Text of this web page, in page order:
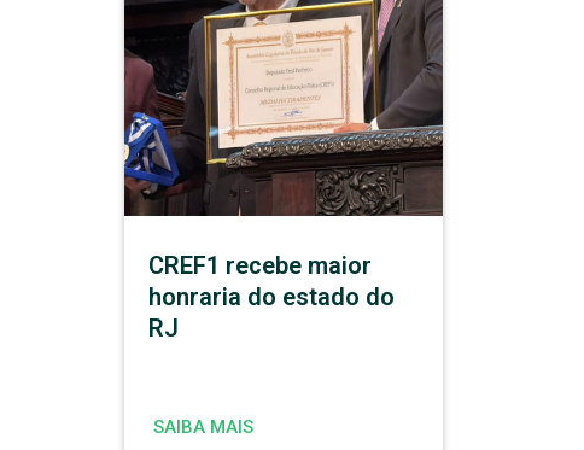
CREF1 recebe maior
honraria do estado do
RJ
SAIBA MAIS